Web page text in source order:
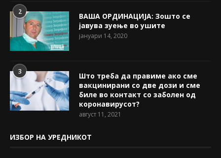
2
ВАША ОРДИНАЦИЈА: Зошто се
јавува зуење во ушите
јануари 14, 2020
3
Што треба да правиме ако сме
вакцинирани со две дози и сме
биле во контакт со заболен од
коронавирусот?
август 11, 2021
ИЗБОР НА УРЕДНИКОТ